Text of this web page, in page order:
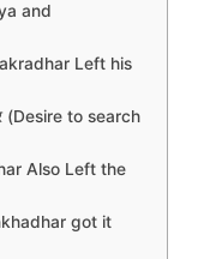
and
Left his
(Desire to search
Also Left the
got it